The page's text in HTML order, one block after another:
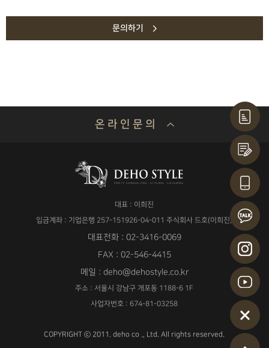
문의하기
온 라 인 문 의
대표 : 이희진
입금계좌 : 기업은행 257-151926-04-011 주식회사 드호(이희진)
대표전화 : 02-3416-0069
FAX : 02-546-4415
메일 : deho@dehostyle.co.kr
주소 : 서울시 강남구 개포동 1188-6 1F
사업자번호 : 674-81-03258
COPYRIGHT ⓒ 2011. deho co ., Ltd. All rights reserved.